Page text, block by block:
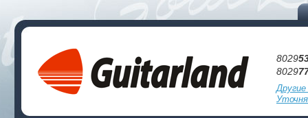
8029
8029